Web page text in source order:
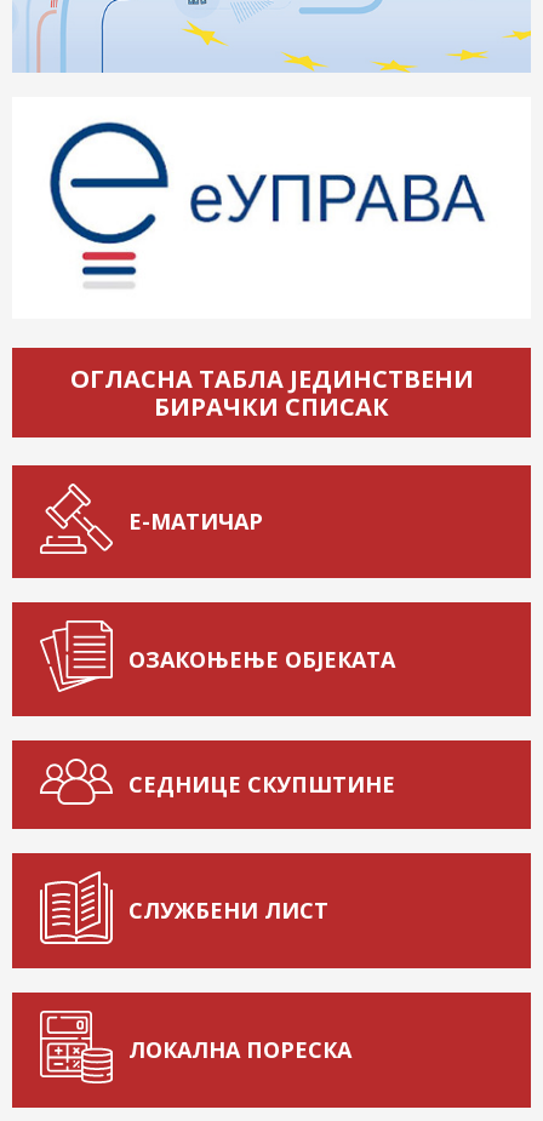
ОГЛАСНА ТАБЛА ЈЕДИНСТВЕНИ
БИРАЧКИ СПИСАК
Е-МАТИЧАР
ОЗАКОЊЕЊЕ ОБЈЕКАТА
СЕДНИЦЕ СКУПШТИНЕ
СЛУЖБЕНИ ЛИСТ
ЛОКАЛНА ПОРЕСКА